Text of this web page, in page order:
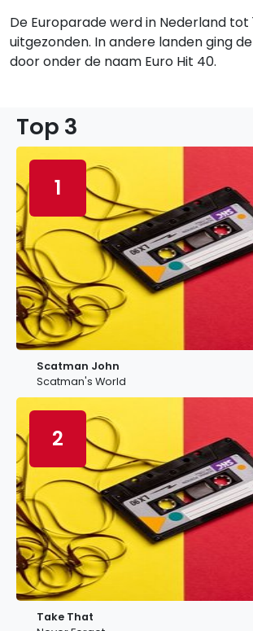
De Europarade werd in Nederland tot
uitgezonden. In andere landen ging
door onder de naam Euro Hit 40.
Top 3
1
Scatman John
Scatman's World
2
Take That